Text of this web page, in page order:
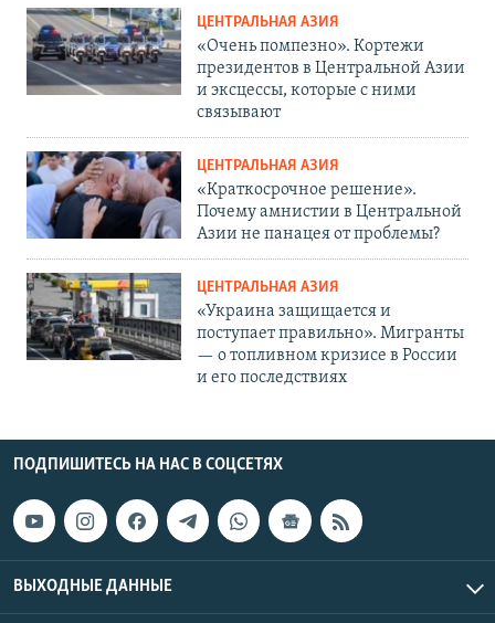
ЦЕНТРАЛЬНАЯ АЗИЯ
«Очень помпезно». Кортежи
президентов в Центральной Азии
и эксцессы, которые с ними
связывают
ЦЕНТРАЛЬНАЯ АЗИЯ
«Краткосрочное решение».
Почему амнистии в Центральной
Азии не панацея от проблемы?
ЦЕНТРАЛЬНАЯ АЗИЯ
«Украина защищается и
поступает правильно». Мигранты
— о топливном кризисе в России
и его последствиях
ПОДПИШИТЕСЬ НА НАС В СОЦСЕТЯХ
ВЫХОДНЫЕ ДАННЫЕ